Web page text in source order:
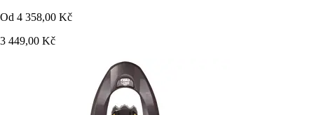
Od 4 358,00 Kč
3 449,00 Kč